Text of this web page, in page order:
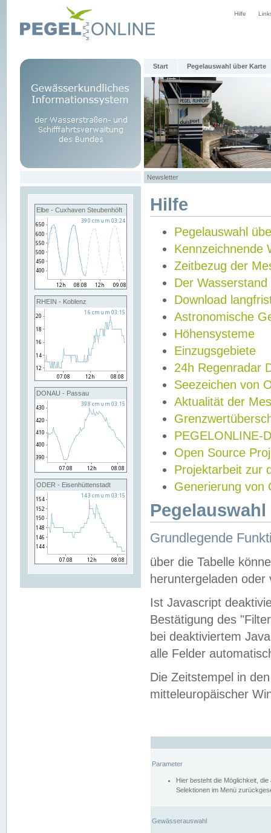
Hilfe
Start Pegelauswahl über Karte
Newsletter
Elbe - Cuxhaven Steubenhöft
RHEIN - Koblenz
DONAU - Passau
ODER - Eisenhüttenstadt
Hilfe
Pegelauswahl
Kennzeichnende
Zeitbezug der
Der Wasserstand
Download
Astronomische
Höhensysteme
Einzugsgebiete
24h Regenradar
Seezeichen von
Aktualität der
PEGELONLINE-
Open Source
Projektarbeit zur
Generierung von
Grundlegende
über die Tabelle
heruntergeladen oder
Ist Javascript
Bestätigung des
bei deaktiviertem
alle Felder
Die Zeitstempel in
mitteleuropäischer
Parameter
Hier besteht die Möglichkeit,
Selektionen im Menü
Gewässerauswahl